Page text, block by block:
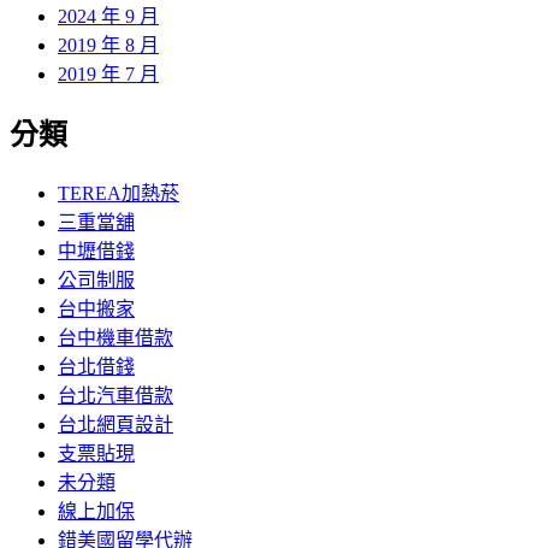
2024 年 9 月
2019 年 8 月
2019 年 7 月
分類
TEREA加熱菸
三重當舖
中壢借錢
公司制服
台中搬家
台中機車借款
台北借錢
台北汽車借款
台北網頁設計
支票貼現
未分類
線上加保
錯美國留學代辦